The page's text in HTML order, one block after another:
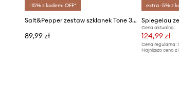
-15% z kodem: OFF*
Salt&Pepper zestaw szklanek Tone 300 ml 4-pack
89,99 zł
extra -5% z
Cena aktualna:
124,99 zł
Cena regularna:
Najniższa cena